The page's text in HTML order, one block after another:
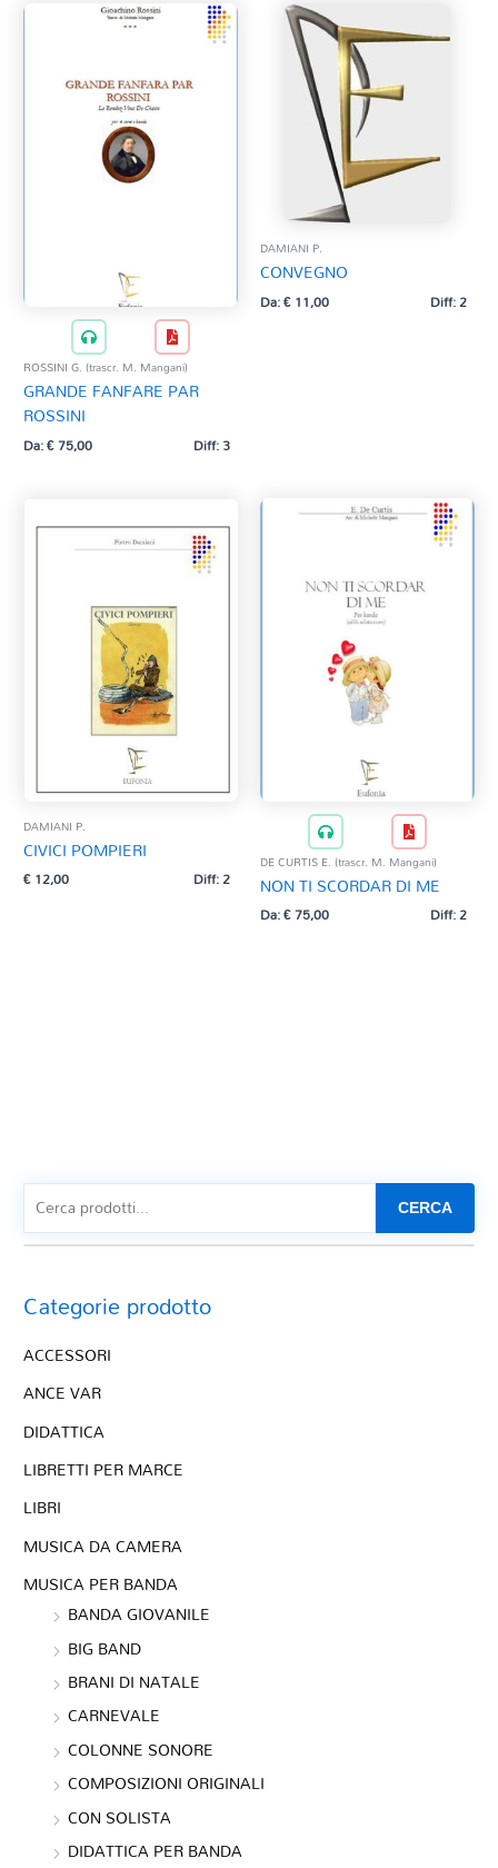
ROSSINI G. (trascr. M. Mangani)
GRANDE FANFARE PAR
ROSSINI
Da:€75,00 Diff: 3
DAMIANI P.
CONVEGNO
Da:€11,00 Diff: 2
DAMIANI P.
CIVICI POMPIERI
€12,00 Diff: 2
DE CURTIS E. (trascr. M. Mangani)
NON TI SCORDAR DI ME
Da:€75,00 Diff: 2
CERCA
Categorie prodotto
ACCESSORI
ANCE VAR
DIDATTICA
LIBRETTI PER MARCE
LIBRI
MUSICA DA CAMERA
MUSICA PER BANDA
BANDA GIOVANILE
BIG BAND
BRANI DI NATALE
CARNEVALE
COLONNE SONORE
COMPOSIZIONI ORIGINALI
CON SOLISTA
DIDATTICA PER BANDA